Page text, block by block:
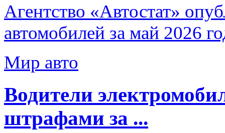
Агентство «Автостат»
автомобилей за май 2026
Мир авто
Водители
штрафами за ...